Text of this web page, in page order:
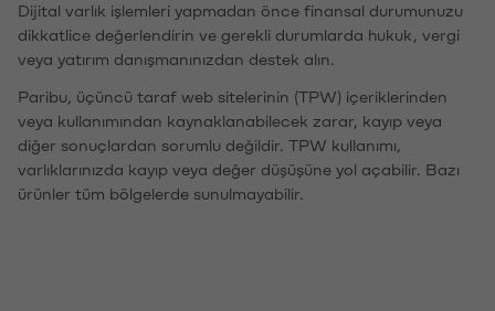
Dijital varlık işlemleri yapmadan önce finansal durumunuzu
dikkatlice değerlendirin ve gerekli durumlarda hukuk, vergi
veya yatırım danışmanınızdan destek alın.
Paribu, üçüncü taraf web sitelerinin (TPW) içeriklerinden
veya kullanımından kaynaklanabilecek zarar, kayıp veya
diğer sonuçlardan sorumlu değildir. TPW kullanımı,
varlıklarınızda kayıp veya değer düşüşüne yol açabilir. Bazı
ürünler tüm bölgelerde sunulmayabilir.